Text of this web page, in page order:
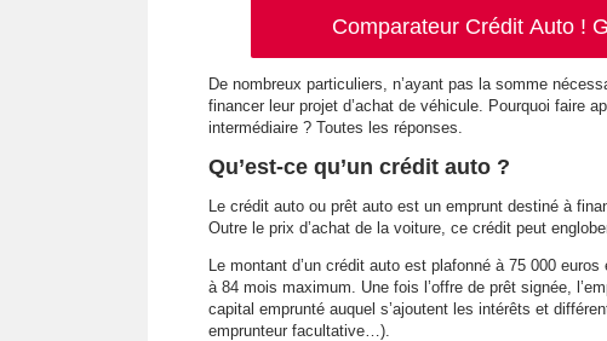
Comparateur Crédit Auto !
De nombreux particuliers, n’ayant pas la somme
financer leur projet d’achat de véhicule. Pourquoi faire
intermédiaire ? Toutes les réponses.
Qu’est-ce qu’un crédit auto ?
Le crédit auto ou prêt auto est un emprunt destiné à
Outre le prix d’achat de la voiture, ce crédit peut
Le montant d’un crédit auto est plafonné à 75 000
à 84 mois maximum. Une fois l’offre de prêt signée,
capital emprunté auquel s’ajoutent les intérêts et
emprunteur facultative…).